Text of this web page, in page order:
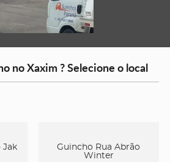
no Xaxim ? Selecione o local
Jak
Guincho Rua Abrão
Winter